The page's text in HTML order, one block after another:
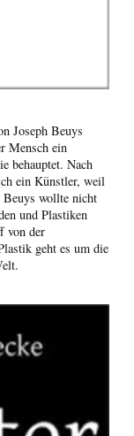
Joseph Beuys
Mensch ein
behauptet. Nach
ein Künstler, weil
wollte nicht
und Plastiken
von der
geht es um die